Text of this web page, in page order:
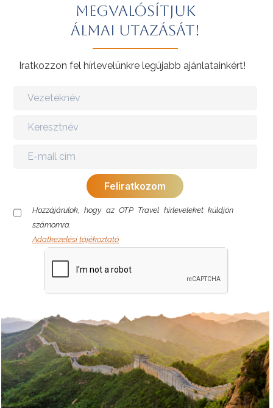
Megvalósítjuk
álmai utazását!
Iratkozzon fel hírlevelünkre legújabb ajánlatainkért!
Hozzájárulok, hogy az OTP Travel hírleveleket küldjön
számomra.
Adatkezelési tájékoztató